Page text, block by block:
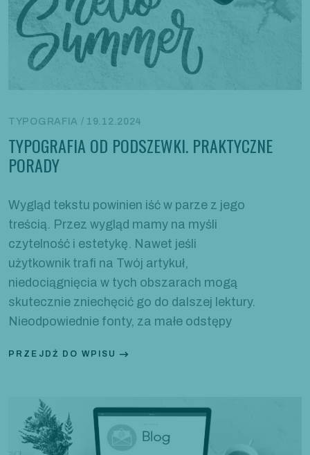
TYPOGRAFIA / 19.12.2024
TYPOGRAFIA OD PODSZEWKI. PRAKTYCZNE
PORADY
Wygląd tekstu powinien iść w parze z jego
treścią. Przez wygląd mamy na myśli
czytelność i estetykę. Nawet jeśli
użytkownik trafi na Twój artykuł,
niedociągnięcia w tych obszarach mogą
skutecznie zniechęcić go do dalszej lektury.
Nieodpowiednie fonty, za małe odstępy
PRZEJDŹ DO WPISU